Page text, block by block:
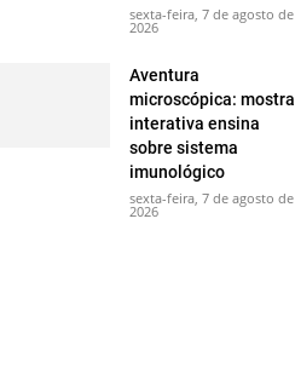
sexta-feira, 7 de agosto de
2026
Aventura
microscópica: mostra
interativa ensina
sobre sistema
imunológico
sexta-feira, 7 de agosto de
2026